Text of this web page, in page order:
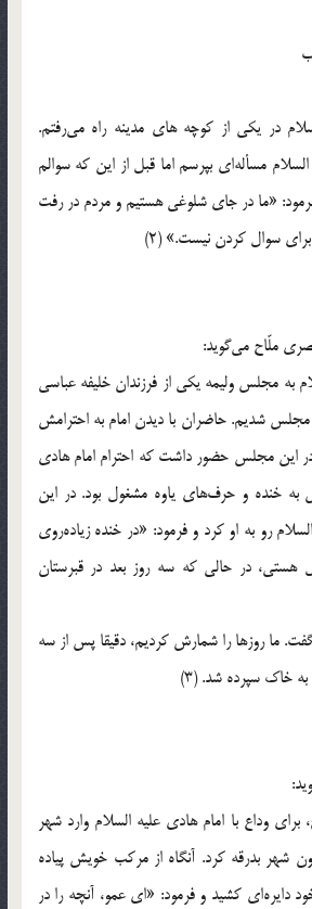
در يکي از کوچه ‌هاي مدينه راه مي‌رفتم.
مسأله‌اي بپرسم اما قبل از اين که سوالم
«ما در جاي شلوغي هستيم و مردم در رفت‌
سوال ‌کردن نيست.» (2)
ملّاح مي‌گويد:
به مجلس وليمه يکي از فرزندان خليفه عباسي
شديم. حاضران با ديدن امام به احترامش
اين مجلس حضور داشت که احترام امام هادي
خنده و حرف‌هاي ياوه مشغول بود. در اين
رو به او کرد و فرمود: «در خنده زياده‌روي
هستي، در حالي که سه روز بعد در قبرستان
ما روزها را شمارش کرديم، دقيقا پس از سه
خاک سپرده شد. (3)
وداع با امام هادي عليه السلام وارد شهر
شهر بدرقه کرد. آنگاه از مرکب خويش پياده
کشيد و فرمود: «اي عمو، آنچه را در